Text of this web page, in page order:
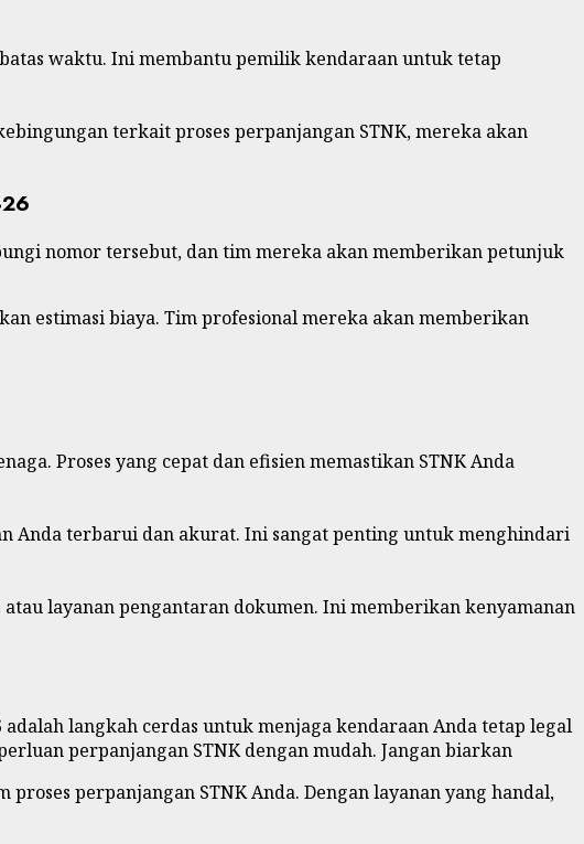
waktu. Ini membantu pemilik kendaraan untuk tetap
terkait proses perpanjangan STNK, mereka akan
nomor tersebut, dan tim mereka akan memberikan petunjuk
estimasi biaya. Tim profesional mereka akan memberikan
Proses yang cepat dan efisien memastikan STNK Anda
Anda terbarui dan akurat. Ini sangat penting untuk menghindari
layanan pengantaran dokumen. Ini memberikan kenyamanan
langkah cerdas untuk menjaga kendaraan Anda tetap legal
perpanjangan STNK dengan mudah. Jangan biarkan
perpanjangan STNK Anda. Dengan layanan yang handal,